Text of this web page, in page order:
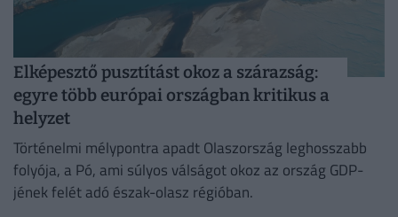
Elképesztő pusztítást okoz a szárazság:
egyre több európai országban kritikus a
helyzet
Történelmi mélypontra apadt Olaszország leghosszabb
folyója, a Pó, ami súlyos válságot okoz az ország GDP-
jének felét adó észak-olasz régióban.